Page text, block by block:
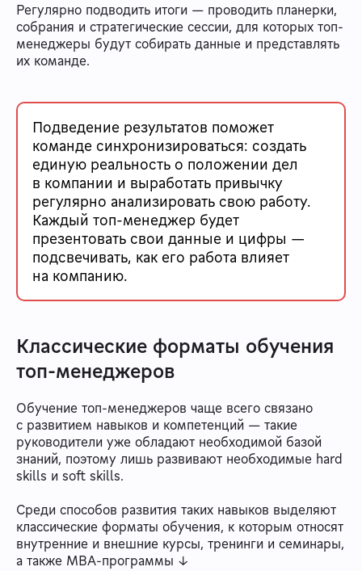
Регулярно подводить итоги — проводить планерки,
собрания и стратегические сессии, для которых топ-
менеджеры будут собирать данные и представлять
их команде.
Подведение результатов поможет
команде синхронизироваться: создать
единую реальность о положении дел
в компании и выработать привычку
регулярно анализировать свою работу.
Каждый топ-менеджер будет
презентовать свои данные и цифры —
подсвечивать, как его работа влияет
на компанию.
Классические форматы обучения
топ-менеджеров
Обучение топ-менеджеров чаще всего связано
с развитием навыков и компетенций — такие
руководители уже обладают необходимой базой
знаний, поэтому лишь развивают необходимые hard
skills и soft skills.
Среди способов развития таких навыков выделяют
классические форматы обучения, к которым относят
внутренние и внешние курсы, тренинги и семинары,
а также MBA-программы ↓